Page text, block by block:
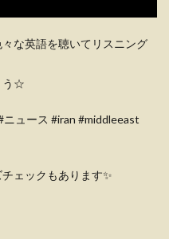
な英語を聴いてリスニング
う☆
ュース #iran #middleeast
ェックもあります✨